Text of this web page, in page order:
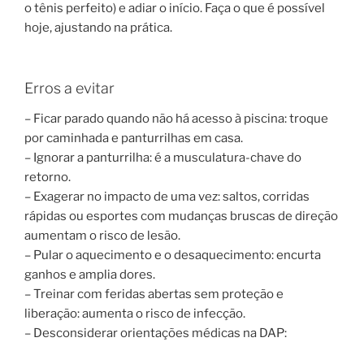
o tênis perfeito) e adiar o início. Faça o que é possível
hoje, ajustando na prática.
Erros a evitar
– Ficar parado quando não há acesso à piscina: troque
por caminhada e panturrilhas em casa.
– Ignorar a panturrilha: é a musculatura-chave do
retorno.
– Exagerar no impacto de uma vez: saltos, corridas
rápidas ou esportes com mudanças bruscas de direção
aumentam o risco de lesão.
– Pular o aquecimento e o desaquecimento: encurta
ganhos e amplia dores.
– Treinar com feridas abertas sem proteção e
liberação: aumenta o risco de infecção.
– Desconsiderar orientações médicas na DAP: